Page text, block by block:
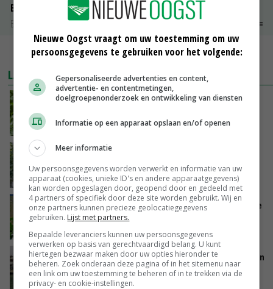
Bintje A 28/35
Bintje Info
€ 48,00
MEER MARKTPRIJZEN
LAATSTE NIEUWS
NAK verlaagt iets minder pootgoed dan vorig
VANDAAG, 14:56
Schaalvergroting zet door in Nederlandse
komkommerteelt
VANDAAG, 14:30
Zeer lage Rijnaanvoer komt bovenop droogste
juli ooit
VANDAAG, 13:55
Brittany Ferries stopt met veetransport tussen
Ierland en Frankrijk
VANDAAG, 13:46
Nieuwe Oogst vraagt om uw toestemming om uw
persoonsgegevens te gebruiken voor het volgende:
Gepersonaliseerde advertenties en content,
advertentie- en contentmetingen,
doelgroepenonderzoek en ontwikkeling van diensten
Informatie op een apparaat opslaan en/of openen
Meer informatie
Uw persoonsgegevens worden verwerkt en informatie van uw
apparaat (cookies, unieke ID's en andere apparaatgegevens)
kan worden opgeslagen door, geopend door en gedeeld met
4 partners of specifiek door deze site worden gebruikt. Wij en
onze partners kunnen precieze geolocatiegegevens
gebruiken. Lijst met partners.
Bepaalde leveranciers kunnen uw persoonsgegevens
verwerken op basis van gerechtvaardigd belang. U kunt
hiertegen bezwaar maken door uw opties hieronder te
beheren. Zoek onderaan deze pagina of in het sitemenu naar
een link om uw toestemming te beheren of in te trekken via de
privacy- en cookie-instellingen.